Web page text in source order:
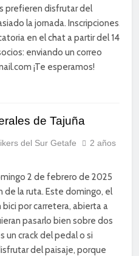
prefieren disfrutar del
la jornada. Inscripciones.
en el chat a partir del 14
enviando un correo
¡Te esperamos!
de Tajuña
del Sur Getafe
2 años
2 de febrero de 2025
de la ruta. Este domingo, el
por carretera, abierta a
pasarlo bien sobre dos
un crack del pedal o si
del paisaje, porque